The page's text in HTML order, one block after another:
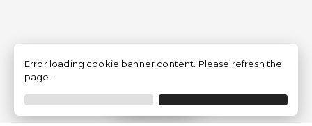
Filtrer
Error loading cookie banner content. Please refresh the
page.